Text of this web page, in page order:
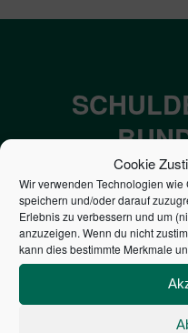
Cookie
Wir verwenden Technologien
speichern und/oder darauf
Erlebnis zu verbessern und um
anzuzeigen. Wenn du nicht
kann dies bestimmte Merkmale